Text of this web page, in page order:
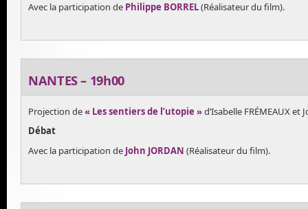
Avec la participation de Philippe BORREL(Réalisateur du film).
NANTES – 19h00
Projection de« Les sentiers de l’utopie »d’Isabelle FRÉMEAUX et
Débat
Avec la participation de John JORDAN (Réalisateur du film).